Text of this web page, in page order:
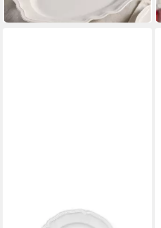
in 4-5 Werktagen bei dir